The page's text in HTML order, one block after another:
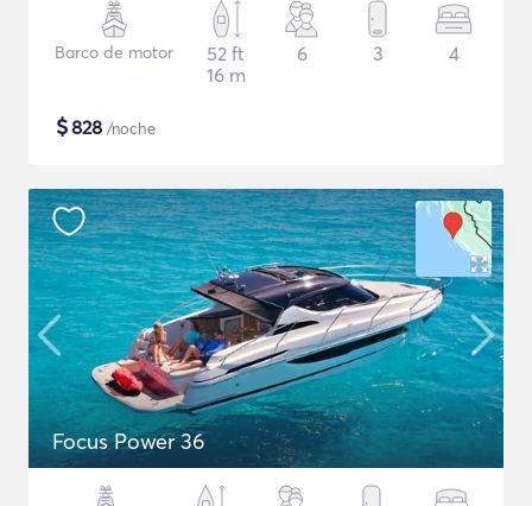
Barco de motor
52 ft
16 m
6 3 4
$828 /noche
Focus Power 36